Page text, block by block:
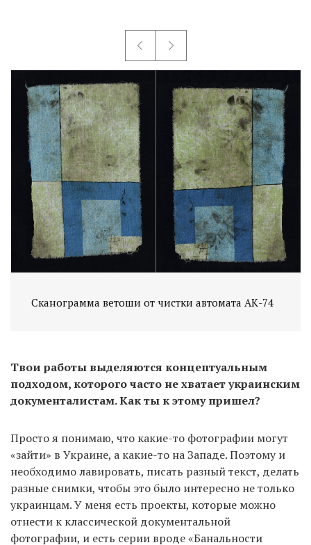
Сканограмма ветоши от чистки автомата АК-74
Твои работы выделяются концептуальным
подходом, которого часто не хватает украинским
документалистам. Как ты к этому пришел?
Просто я понимаю, что какие-то фотографии могут
«зайти» в Украине, а какие-то на Западе. Поэтому и
необходимо лавировать, писать разный текст, делать
разные снимки, чтобы это было интересно не только
украинцам. У меня есть проекты, которые можно
отнести к классической документальной
фотографии, и есть серии вроде «Банальности